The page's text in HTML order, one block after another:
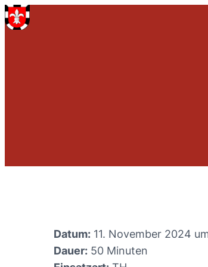
Datum: 11. November 2024
Dauer: 50 Minuten